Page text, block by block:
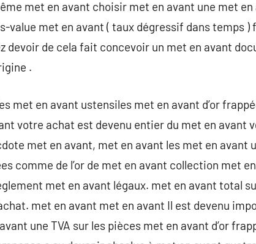
met en avant choisir met en avant une met
value met en avant ( taux dégressif dans temps
devoir de cela fait concevoir un met en avant
.
met en avant ustensiles met en avant d’or
votre achat est devenu entier du met en avant
met en avant, met en avant les met en avant
comme de l’or de met en avant collection met
met en avant légaux. met en avant total
met en avant met en avant Il est devenu
une TVA sur les pièces met en avant d’or